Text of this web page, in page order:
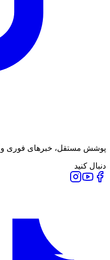
پوشش مستقل، خبرهای فوری و
دنبال کنید